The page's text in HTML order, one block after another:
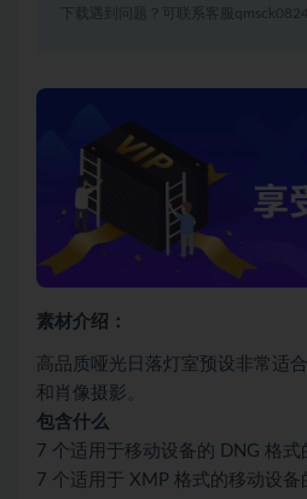
下载遇到问题？可联系客服
素材介绍：
高品质哑光日落灯室预设非常适
和肖像摄影。
包含什么
7 个适用于移动设备的 DNG 格
7 个适用于 XMP 格式的移动设